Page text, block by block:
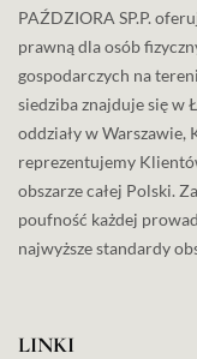
PAŹDZIORA SP.P.
prawną dla osób
gospodarczych na
siedziba znajduje się w
oddziały w Warszawie,
reprezentujemy
obszarze całej Polski.
poufność każdej
najwyższe standardy
LINKI